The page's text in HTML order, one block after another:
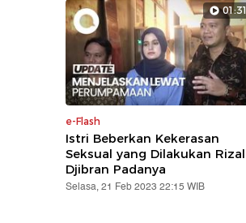
01:31
e-Flash
Istri Beberkan Kekerasan
Seksual yang Dilakukan Rizal
Djibran Padanya
Selasa, 21 Feb 2023 22:15 WIB